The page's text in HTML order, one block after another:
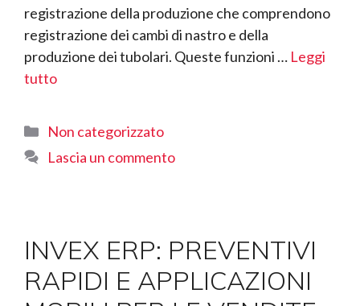
registrazione della produzione che comprendono
registrazione dei cambi di nastro e della
produzione dei tubolari. Queste funzioni … Leggi
tutto
Categorie
Non categorizzato
Lascia un commento
INVEX ERP: PREVENTIVI
RAPIDI E APPLICAZIONI